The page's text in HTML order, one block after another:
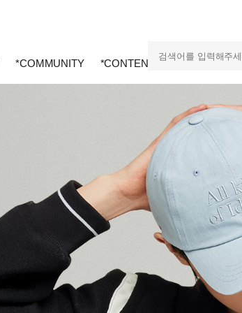
*COMMUNITY *CONTENTS